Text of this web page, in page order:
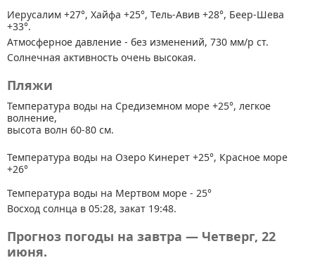
Иерусалим +27°, Хайфа +25°, Тель-Авив +28°, Беер-Шева
+33°.
Атмосферное давление - без изменений, 730 мм/р ст.
Солнечная активность очень высокая.
Пляжи
Температура воды на Средиземном море +25°, легкое
волнение,
высота волн 60-80 см.
Температура воды на Озеро Кинерет +25°, Красное море
+26°
Температура воды на Мертвом море - 25°
Восход солнца в 05:28, закат 19:48.
Прогноз погоды на завтра — Четверг, 22
июня.